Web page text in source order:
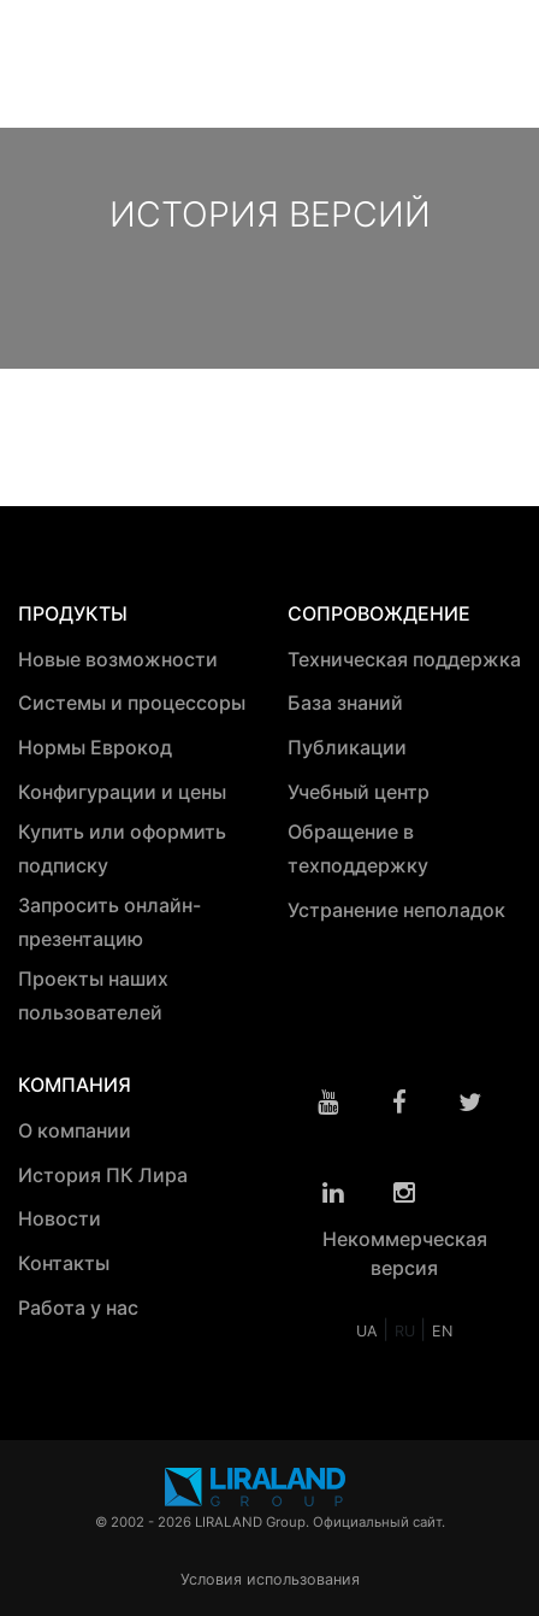
ИСТОРИЯ ВЕРСИЙ
ПРОДУКТЫ
Новые возможности
Системы и процессоры
Нормы Еврокод
Конфигурации и цены
Купить или оформить
подписку
Запросить онлайн-
презентацию
Проекты наших
пользователей
СОПРОВОЖДЕНИЕ
Техническая поддержка
База знаний
Публикации
Учебный центр
Обращение в
техподдержку
Устранение неполадок
КОМПАНИЯ
О компании
История ПК Лира
Новости
Контакты
Работа у нас
Некоммерческая
версия
UA RU EN
© 2002 - 2026 LIRALAND Group. Официальный сайт.
Условия использования